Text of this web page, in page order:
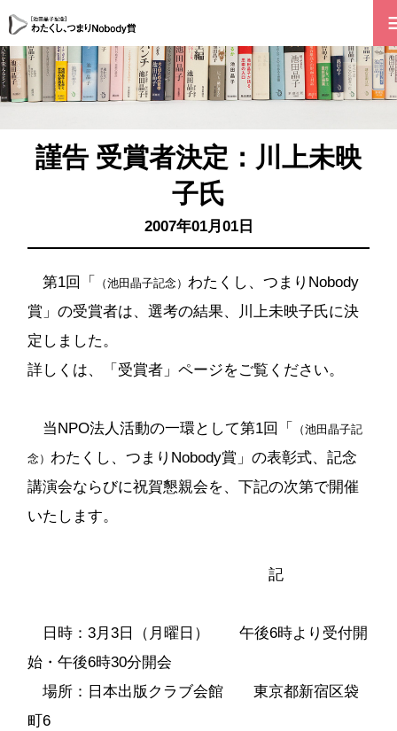
謹告 受賞者決定：川上未映
子氏
2007年01月01日
第1回「 （池田晶子記念） わたくし、つまりNobody
賞」の受賞者は、選考の結果、 川上未映子氏に決
定しました。
詳しくは、「 受賞者 」ページをご覧ください。
当NPO法人活動の一環として第1回「 （池田晶子記
念） わたくし、つまりNobody賞」の表彰式、記念
講演会ならびに祝賀懇親会を、下記の次第で開催
いたします。
記
日時：3月3日（月曜日） 午後6時より受付開
始・午後6時30分開会
場所：日本出版クラブ会館 東京都新宿区袋
町6